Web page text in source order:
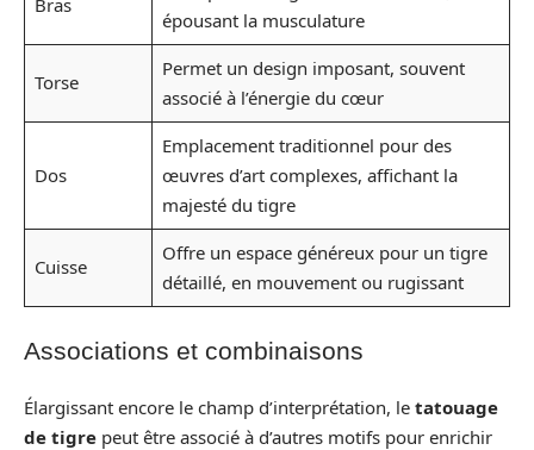
Bras
épousant la musculature
Torse
Permet un design imposant, souvent
associé à l’énergie du cœur
Dos
Emplacement traditionnel pour des
œuvres d’art complexes, affichant la
majesté du tigre
Cuisse
Offre un espace généreux pour un tigre
détaillé, en mouvement ou rugissant
Associations et combinaisons
Élargissant encore le champ d’interprétation, le tatouage
de tigre peut être associé à d’autres motifs pour enrichir